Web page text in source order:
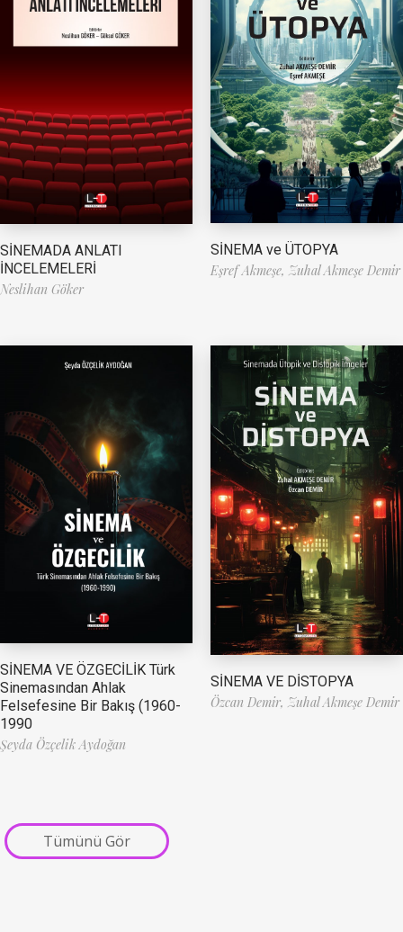
SİNEMADA ANLATI
İNCELEMELERİ
Neslihan Göker
SİNEMA ve ÜTOPYA
Eşref Akmeşe, Zuhal Akmeşe Demir
SİNEMA VE ÖZGECİLİK Türk
Sinemasından Ahlak
Felsefesine Bir Bakış (1960-
1990
Şeyda Özçelik Aydoğan
SİNEMA VE DİSTOPYA
Özcan Demir, Zuhal Akmeşe Demir
Tümünü Gör